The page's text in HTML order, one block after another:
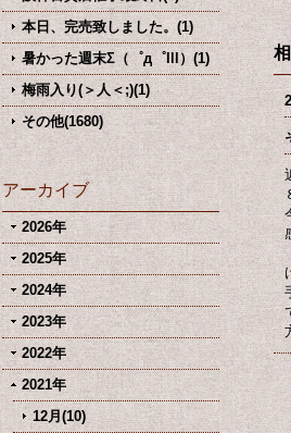
本日、完売致しました。(1)
暑かった週末Σ（゜д゜lll）(1)
梅雨入り(＞人＜;)(1)
その他(1680)
アーカイブ
2026年
2025年
2024年
2023年
2022年
2021年
12月(10)